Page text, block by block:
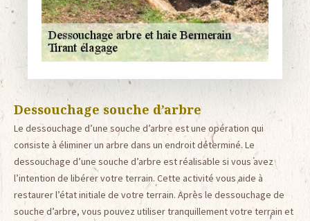
Dessouchage souche d’arbre
Le dessouchage d’une souche d’arbre est une opération qui
consiste à éliminer un arbre dans un endroit déterminé. Le
dessouchage d’une souche d’arbre est réalisable si vous avez
l’intention de libérer votre terrain. Cette activité vous aide à
restaurer l’état initiale de votre terrain. Après le dessouchage de
souche d’arbre, vous pouvez utiliser tranquillement votre terrain et